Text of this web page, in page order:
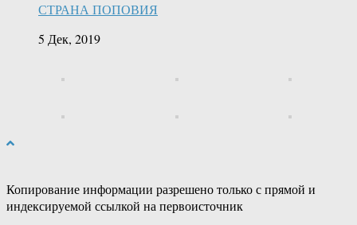
СТРАНА ПОПОВИЯ
5 Дек, 2019
Копирование информации разрешено только с прямой и
индексируемой ссылкой на первоисточник